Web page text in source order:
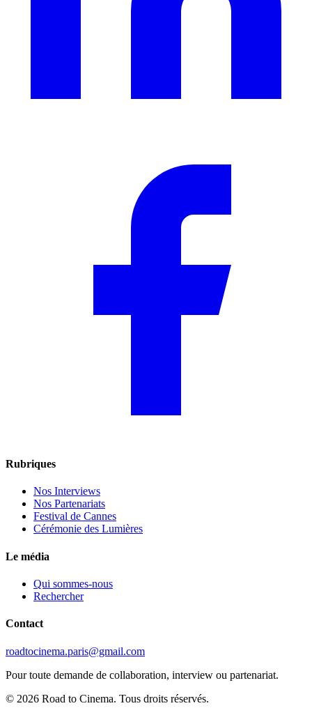
Rubriques
Nos Interviews
Nos Partenariats
Festival de Cannes
Cérémonie des Lumières
Le média
Qui sommes-nous
Rechercher
Contact
roadtocinema.paris@gmail.com
Pour toute demande de collaboration, interview ou partenariat.
© 2026 Road to Cinema. Tous droits réservés.